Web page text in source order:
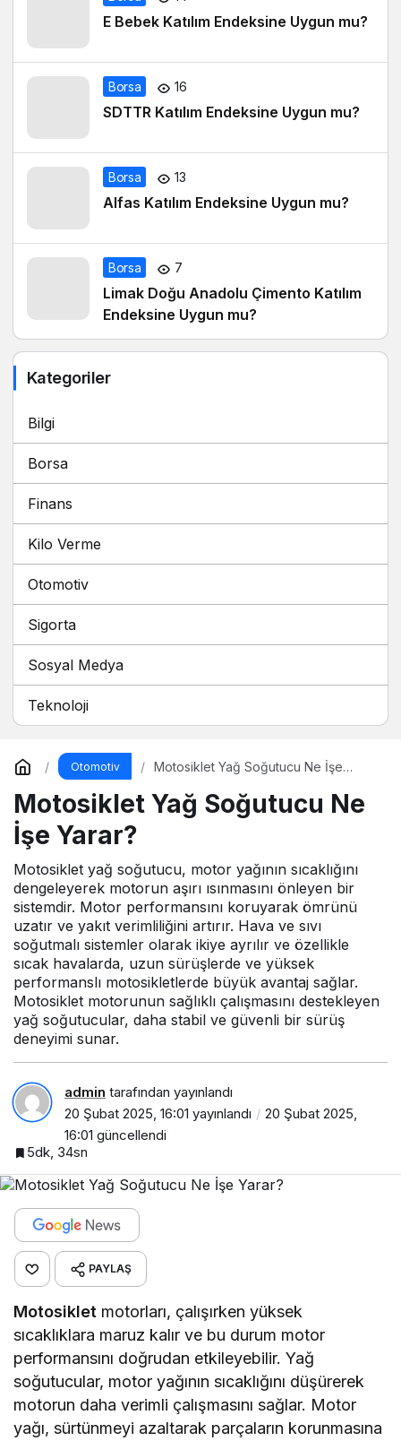
E Bebek Katılım Endeksine Uygun mu?
Borsa 16
SDTTR Katılım Endeksine Uygun mu?
Borsa 13
Alfas Katılım Endeksine Uygun mu?
Borsa 7
Limak Doğu Anadolu Çimento Katılım
Endeksine Uygun mu?
Kategoriler
Bilgi
Borsa
Finans
Kilo Verme
Otomotiv
Sigorta
Sosyal Medya
Teknoloji
Otomotiv
Motosiklet Yağ Soğutucu Ne İşe
Motosiklet Yağ Soğutucu Ne
İşe Yarar?
Motosiklet yağ soğutucu, motor yağının sıcaklığını
dengeleyerek motorun aşırı ısınmasını önleyen bir
sistemdir. Motor performansını koruyarak ömrünü
uzatır ve yakıt verimliliğini artırır. Hava ve sıvı
soğutmalı sistemler olarak ikiye ayrılır ve özellikle
sıcak havalarda, uzun sürüşlerde ve yüksek
performanslı motosikletlerde büyük avantaj sağlar.
Motosiklet motorunun sağlıklı çalışmasını destekleyen
yağ soğutucular, daha stabil ve güvenli bir sürüş
deneyimi sunar.
admin tarafından yayınlandı
20 Şubat 2025, 16:01 yayınlandı
20 Şubat 2025,
16:01 güncellendi
5dk, 34sn
PAYLAŞ
Motosiklet motorları, çalışırken yüksek
sıcaklıklara maruz kalır ve bu durum motor
performansını doğrudan etkileyebilir. Yağ
soğutucular, motor yağının sıcaklığını düşürerek
motorun daha verimli çalışmasını sağlar. Motor
yağı, sürtünmeyi azaltarak parçaların korunmasına